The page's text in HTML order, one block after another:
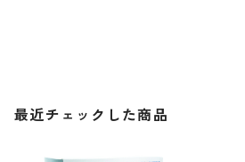
最近チェックした商品